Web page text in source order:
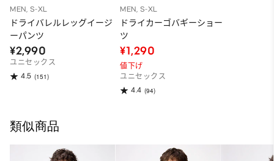
MEN, S-XL
ドライバレルレッグイージ
ーパンツ
¥2,990
ユニセックス
4.5 (151)
MEN, S-XL
ドライカーゴバギーショー
ツ
¥1,290
値下げ
ユニセックス
4.4 (94)
類似商品